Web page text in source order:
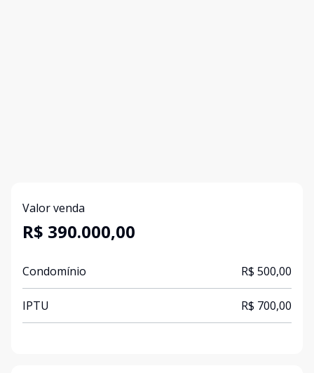
Valor venda
R$ 390.000,00
Condomínio R$ 500,00
IPTU R$ 700,00